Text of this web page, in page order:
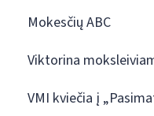
Mokesčių ABC
Viktorina
VMI kviečia į